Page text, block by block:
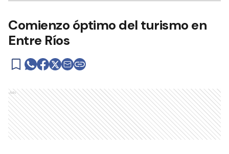
Comienzo óptimo del turismo en
Entre Ríos
Ads